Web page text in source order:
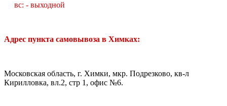
вс: - выходной
Адрес пункта самовывоза в Химках:
Московская область, г. Химки, мкр. Подрезково, кв-л
Кирилловка, вл.2, стр 1, офис №6.